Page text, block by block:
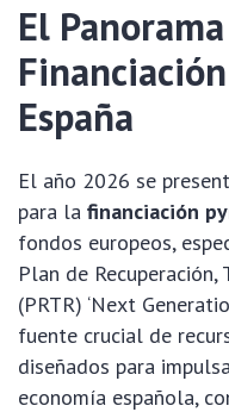
El
España
El año 2026 se
para la financiación
fondos europeos,
Plan de
(PRTR) ‘Next
fuente crucial de
diseñados para
economía española,